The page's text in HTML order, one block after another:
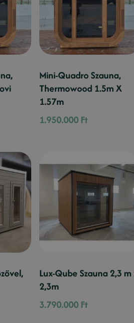
Mini-Quadro Szauna,
Thermowood 1.5m X
1.57m
1.950.000Ft
Lux-Qube Szauna 2,3 m
2,3m
3.790.000Ft